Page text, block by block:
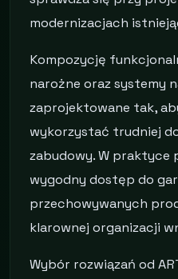
modernizacjach
Kompozycję
narożne oraz systemy
zaprojektowane tak,
wykorzystać trudniej
zabudowy. W praktyce
wygodny dostęp do
przechowywanych
klarownej organizacji
Wybór rozwiązań od